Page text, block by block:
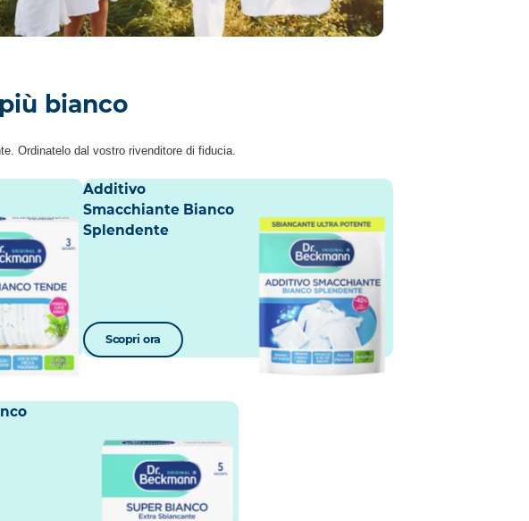
bianco
Ordinatelo dal vostro rivenditore di fiducia.
Additivo
Smacchiante Bianco
Splendente
Scopri ora